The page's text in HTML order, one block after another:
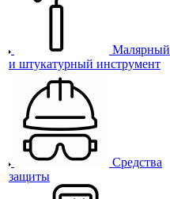
Малярный
и штукатурный инструмент
Средства
защиты